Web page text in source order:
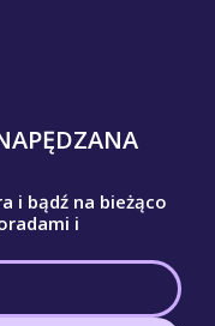
i bądź na bieżąco
i